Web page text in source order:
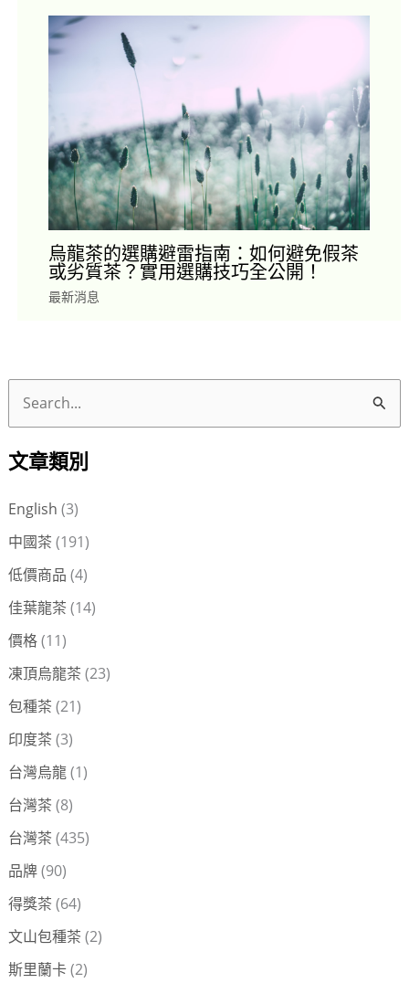
烏龍茶的選購避雷指南：如何避免假茶
或劣質茶？實用選購技巧全公開！
最新消息
關
:
文章類別
English (3)
中國茶 (191)
低價商品 (4)
佳葉龍茶 (14)
價格(11)
凍頂烏龍茶 (23)
包種茶 (21)
印度茶 (3)
台灣烏龍(1)
台灣茶 (8)
台灣茶 (435)
品牌(90)
得獎茶 (64)
文山包種茶 (2)
斯里蘭卡(2)